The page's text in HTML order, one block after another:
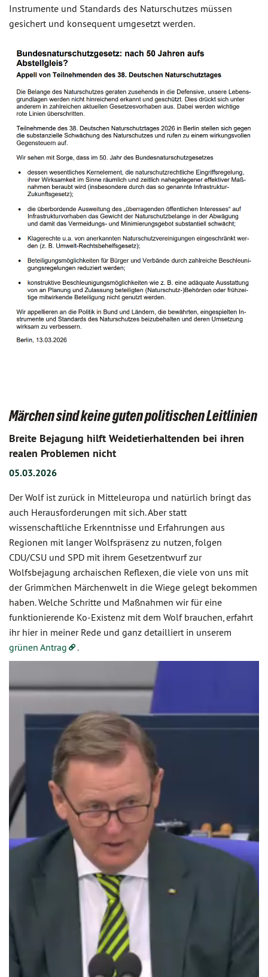
Instrumente und Standards des Naturschutzes müssen
gesichert und konsequent umgesetzt werden.
Märchen sind keine guten politischen Leitlinien
Breite Bejagung hilft Weidetierhaltenden bei ihren
realen Problemen nicht
05.03.2026
Der Wolf ist zurück in Mitteleuropa und natürlich bringt das
auch Herausforderungen mit sich. Aber statt
wissenschaftliche Erkenntnisse und Erfahrungen aus
Regionen mit langer Wolfspräsenz zu nutzen, folgen
CDU/CSU und SPD mit ihrem Gesetzentwurf zur
Wolfsbejagung archaischen Reflexen, die viele von uns mit
der Grimm'chen Märchenwelt in die Wiege gelegt bekommen
haben. Welche Schritte und Maßnahmen wir für eine
funktionierende Ko-Existenz mit dem Wolf brauchen, erfahrt
ihr hier in meiner Rede und ganz detailliert in unserem
grünen Antrag
.